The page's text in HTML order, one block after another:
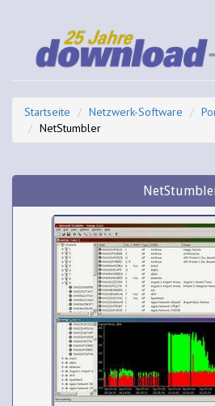
Startseite Netzwerk-Software
NetStumbler